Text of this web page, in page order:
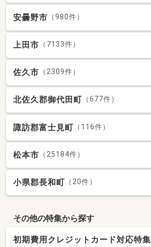
安曇野市 （980件）
上田市 （7133件）
佐久市 （2309件）
北佐久郡御代田町 （677件）
諏訪郡富士見町 （116件）
松本市 （25184件）
小県郡長和町 （20件）
その他の特集から探す
初期費用クレジットカード対応特集